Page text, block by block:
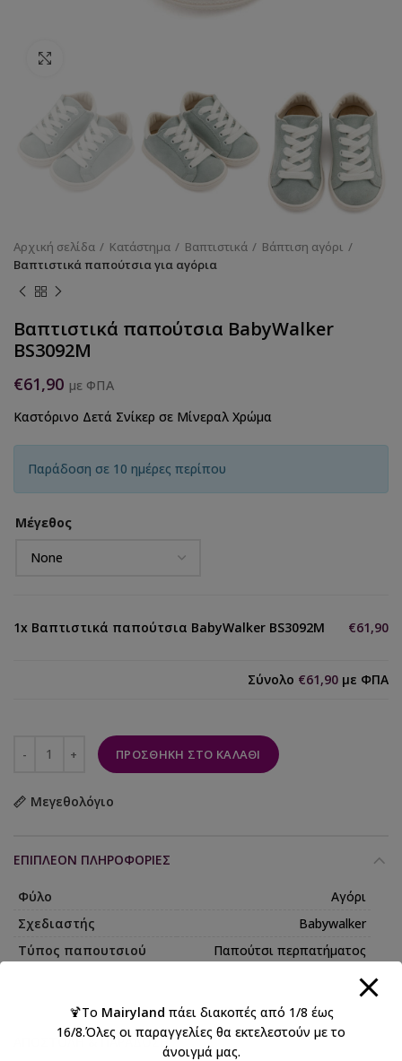
Αρχική σελίδα Κατάστημα Βαπτιστικά
Βάπτιση αγόρι
Βαπτιστικά παπούτσια για αγόρια
Βαπτιστικά παπούτσια BabyWalker
BS3092M
€61,90 με ΦΠΑ
Καστόρινο Δετά Σνίκερ σε Μίνεραλ Χρώμα
Παράδοση σε 10 ημέρες περίπου
Μέγεθος
1x Βαπτιστικά παπούτσια BabyWalker BS3092M €61,90
Σύνολο €61,90 με ΦΠΑ
ΠΡΟΣΘΉΚΗ ΣΤΟ ΚΑΛΆΘΙ
Μεγεθολόγιο
ΕΠΙΠΛΈΟΝ ΠΛΗΡΟΦΟΡΊΕΣ
Φύλο
Αγόρι
Σχεδιαστής
Babywalker
Τύπος παπουτσιού
Παπούτσι περπατήματος
ΑΠΟΣΤΟΛΉ & ΠΑΡΆΔΟΣΗ
🍹Το Mairyland πάει διακοπές από 1/8 έως
16/8.Όλες οι παραγγελίες θα εκτελεστούν με το
άνοιγμά μας.